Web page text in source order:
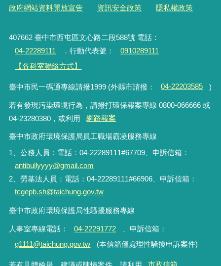
政府網站資料開放宣告 資訊安全政策 隱私權政策
407662 臺中市西屯區文心路二段588號 電話：
04-22289111
．行動代表號：
0910289111
【各科室聯絡方式】
臺中市民一碼通專線請撥1999 (外縣市請撥： 04-22203585 )
若有發現污染環境行為，請撥打環保報案專線 0800-066666 或
04-23280380，或利用
網路報案
臺中市政府環境保護局員工職場霸凌服務專線
1、公務人員：電話：04-22289111#67709、申訴信箱：
antibullyyyy@gmail.com
2、勞基法人員：電話：04-22289111#66906、申訴信箱：
tcgepb.sh@taichung.gov.tw
臺中市政府環境保護局性騷擾服務專線
人事室專線電話： 04-22291772 、申訴信箱 ：
g1111@taichung.gov.tw
(本信箱僅處理性騷擾申訴案件)